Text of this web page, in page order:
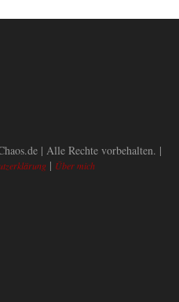
| Alle Rechte vorbehalten. |
| Über mich